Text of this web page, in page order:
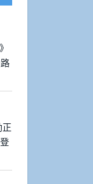
正